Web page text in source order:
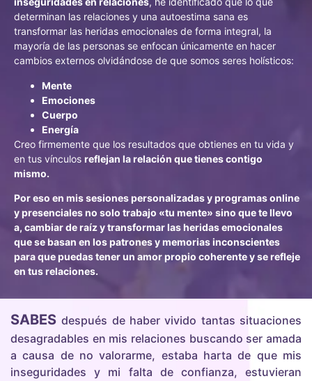
determinan las relaciones y una autoestima sana es
transformar las heridas emocionales de forma integral, la
mayoría de las personas se enfocan únicamente en hacer
cambios externos olvidándose de que somos seres holísticos:
Mente
Emociones
Cuerpo
Energía
Creo firmemente que los resultados que obtienes en tu vida y
en tus vínculos reflejan la relación que tienes contigo
mismo.
Por eso en mis sesiones personalizadas y programas online
y presenciales no solo trabajo «tu mente» sino que te llevo
a, cambiar de raíz y transformar las heridas emocionales
que se basan en los patrones y memorias inconscientes
para que puedas tener un amor propio coherente y se refleje
en tus relaciones.
SABESdespués de haber vivido tantas situaciones
desagradables en mis relaciones buscando ser amada
a causa de no valorarme, estaba harta de que mis
inseguridades y mi falta de confianza, estuvieran